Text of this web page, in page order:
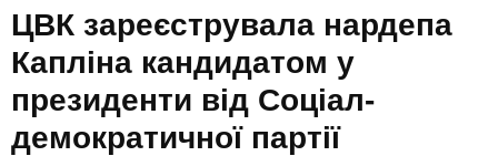
ЦВК зареєструвала нардепа
Капліна кандидатом у
президенти від Соціал-
демократичної партії